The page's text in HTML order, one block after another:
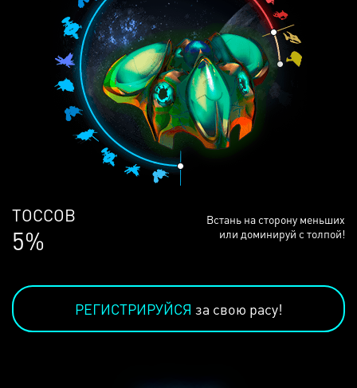
ЛЮДЕЙ
69%
Встань на сторону меньших
или доминируй с толпой!
РЕГИСТРИРУЙСЯ за свою расу!